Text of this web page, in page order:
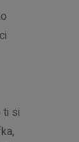
ti si